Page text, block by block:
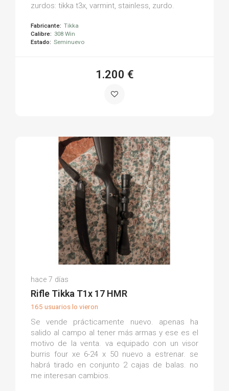
zurdos: tikka t3x, varmint, stainless, zurdo.
Fabricante: Tikka
Calibre: 308 Win
Estado: Seminuevo
1.200 €
Pablo D.
(0)
hace 7 días
Rifle Tikka T1x 17 HMR
165 usuarios lo vieron
Se vende prácticamente nuevo. apenas ha
salido al campo al tener más armas y ese es el
motivo de la venta. va equipado con un visor
burris four xe 6-24 x 50 nuevo a estrenar. se
habrá tirado en conjunto 2 cajas de balas. no
me interesan cambios.